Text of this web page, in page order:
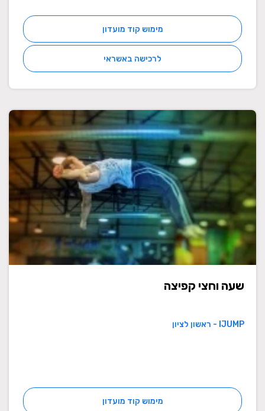
מימוש קוד מועדון
לרכישה באשראי
שעה וחצי קפיצה
IJUMP - ראשון לציון
מימוש קוד מועדון